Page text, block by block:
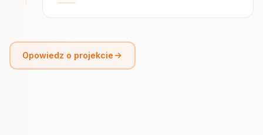
Opowiedz o projekcie